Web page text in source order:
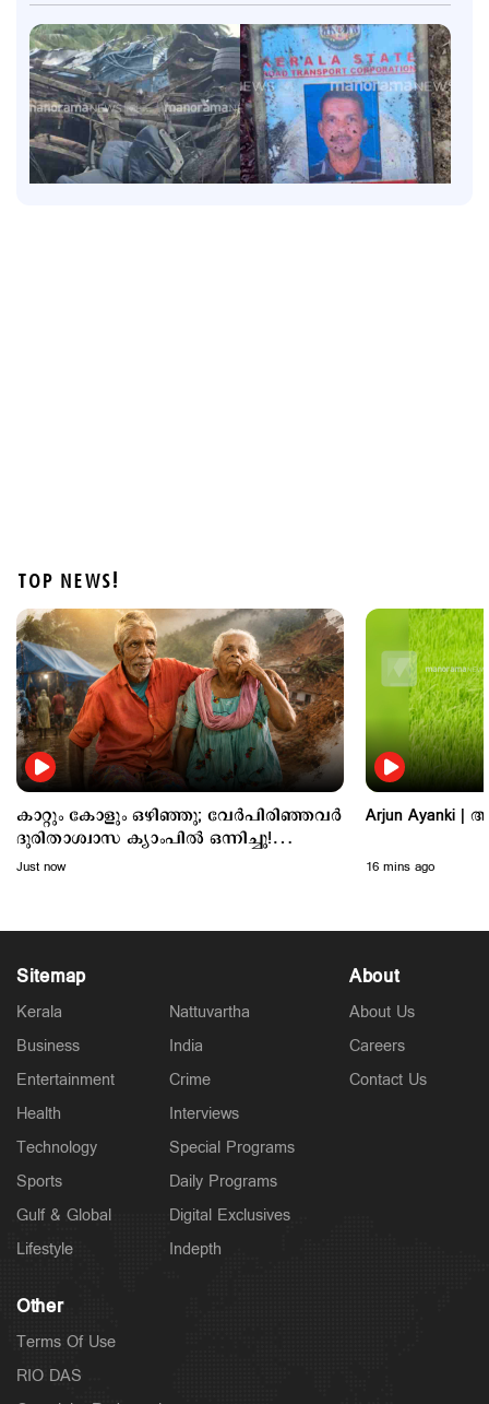
Politics
വിദ്യാഭ്യാസ വകുപ്പിന്‍റെ 'ഫ്രീഡം' ക്വിസില്‍
സവര്‍ക്കറെ പുകഴ്ത്തി ചോദ്യം; വിവാദം
2 hours ago
സിജെപി നേതാക്കളുടെ പോസ്റ്റുകള്‍ നീക്കി മെറ്റ;
നടപടി കേന്ദ്രസര്‍ക്കര്‍ താക്കീതിന് പിന്നാലെ
TOP NEWS!
കാറ്റും കോളും ഒഴിഞ്ഞു; വേര്‍പിരിഞ്ഞവര്‍
ദുരിതാശ്വാസ ക്യാംപില്‍ ഒന്നിച്ചു!
പുതുജീവിതം!
Just now
Arjun
16 mins ago
Sitemap
Kerala
Business
Entertainment
Health
Technology
Sports
Gulf & Global
Lifestyle
Nattuvartha
India
Crime
Interviews
Special Programs
Daily Programs
Digital Exclusives
Indepth
About
About Us
Careers
Contact Us
Other
Terms Of Use
RIO DAS